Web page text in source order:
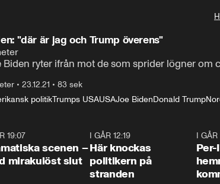
"där är jag och Trump överens"
Biden ryter ifrån mot de som sprider lögner om
• 23.12.21 • 83 sek
politikTrumps USAUSAJoe BidenDonald Trump
19:07
scenen –
mirakulöst slut
I GÅR 12:19
Här knockas
politikern på
stranden
I GÅR